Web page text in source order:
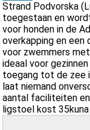
musea
Strand Podvorska
toegestaan en
voor honden in de
overkapping en
voor zwemmers
ideaal voor
toegang tot de zee
laat niemand
aantal faciliteiten
ligstoel kost 35kuna